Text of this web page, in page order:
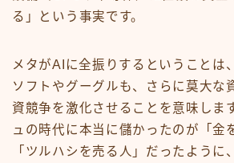
る」という事実です。
メタがAIに全振りするということは
ソフトやグーグルも、さらに莫大な
資競争を激化させることを意味しま
ュの時代に本当に儲かったのが「金
「ツルハシを売る人」だったように